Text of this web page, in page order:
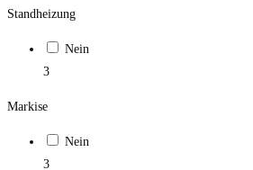
Standheizung
Nein
3
Markise
Nein
3